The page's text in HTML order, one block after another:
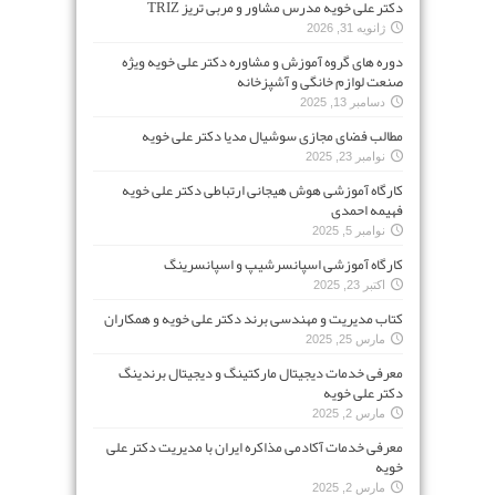
دکتر علی خویه مدرس مشاور و مربی تریز TRIZ
ژانویه 31, 2026
دوره های گروه آموزش و مشاوره دکتر علی خویه ویژه
صنعت لوازم خانگی و آشپزخانه
دسامبر 13, 2025
مطالب فضای مجازی سوشیال مدیا دکتر علی خویه
نوامبر 23, 2025
کارگاه آموزشی هوش هیجانی ارتباطی دکتر علی خویه
فهیمه احمدی
نوامبر 5, 2025
کارگاه آموزشی اسپانسرشیپ و اسپانسرینگ
اکتبر 23, 2025
کتاب مدیریت و مهندسی برند دکتر علی خویه و همکاران
مارس 25, 2025
معرفی خدمات دیجیتال مارکتینگ و دیجیتال برندینگ
دکتر علی خویه
مارس 2, 2025
معرفی خدمات آکادمی مذاکره ایران با مدیریت دکتر علی
خویه
مارس 2, 2025